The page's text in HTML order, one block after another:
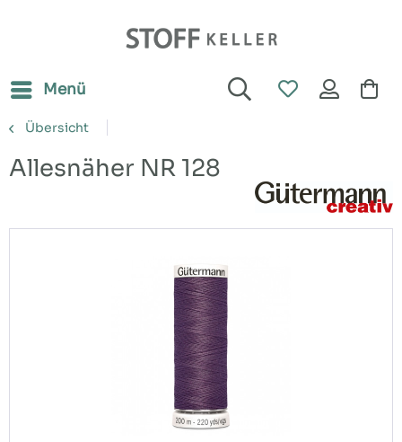
Menü
Übersicht
Allesnäher NR 128